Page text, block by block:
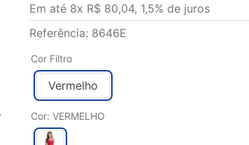
Em até 8x R$ 80,04, 1,5% de juros
Referência: 8646E
Cor Filtro
Vermelho
Cor: VERMELHO